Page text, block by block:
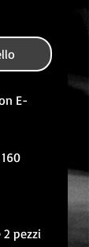
E-
pezzi